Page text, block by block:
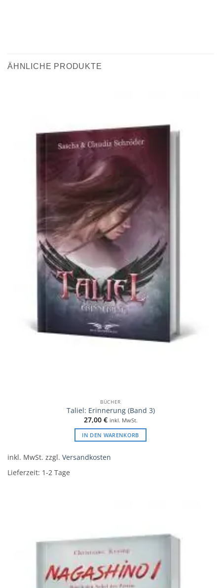
ÄHNLICHE PRODUKTE
BÜCHER
Taliel: Erinnerung (Band 3)
27,00 € inkl. MwSt.
IN DEN WARENKORB
inkl. MwSt. zzgl. Versandkosten
Lieferzeit: 1-2 Tage